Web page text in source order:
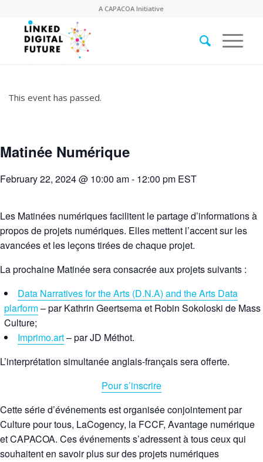
ACAPACOA Initiative
This event has passed.
Matinée Numérique
February 22, 2024 @ 10:00 am- 12:00 pm EST
Les Matinées numériques facilitent le partage d’informations à
propos de projets numériques. Elles mettent l’accent sur les
avancées et les leçons tirées de chaque projet.
La prochaine Matinée sera consacrée aux projets suivants :
Data Narratives for the Arts (D.N.A) and the Arts Data
plarform– par Kathrin Geertsema et Robin Sokoloski de Mass
Culture;
Imprimo.art– par JD Méthot.
L’interprétation simultanée anglais-français sera offerte.
Pour s’inscrire
Cette série d’événements est organisée conjointement par
Culture pour tous, LaCogency, la FCCF, Avantage numérique
et CAPACOA. Ces événements s’adressent à tous ceux qui
souhaitent en savoir plus sur des projets numériques